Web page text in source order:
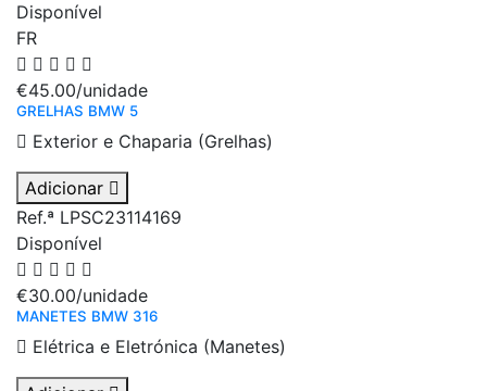
Disponível
FR
€45.00/unidade
GRELHAS BMW 5
Exterior e Chaparia (Grelhas)
Adicionar
Ref.ª LPSC23114169
Disponível
€30.00/unidade
MANETES BMW 316
Elétrica e Eletrónica (Manetes)